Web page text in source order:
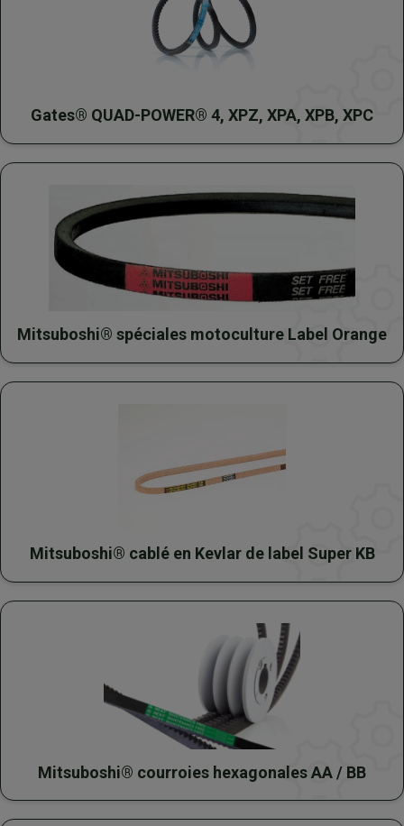
Gates® QUAD-POWER® 4, XPZ, XPA, XPB, XPC
Mitsuboshi® spéciales motoculture Label Orange
Mitsuboshi® cablé en Kevlar de label Super KB
Mitsuboshi® courroies hexagonales AA / BB